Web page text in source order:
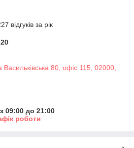
відгуків за рік
80, офіс 115, 02000,
09:00 до 21:00
роботи